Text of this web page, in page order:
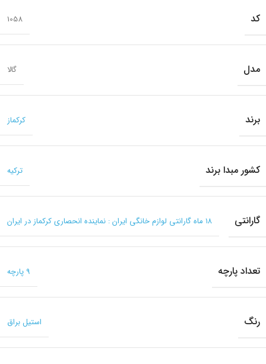
کد 1058
مدل گالا
برند کرکماز
کشور مبدا برند ترکیه
گارانتی ۱۸ ماه گارانتی لوازم خانگی ایران : نماینده انحصاری کرکماز در ایران
تعداد پارچه 9 پارچه
رنگ استیل براق